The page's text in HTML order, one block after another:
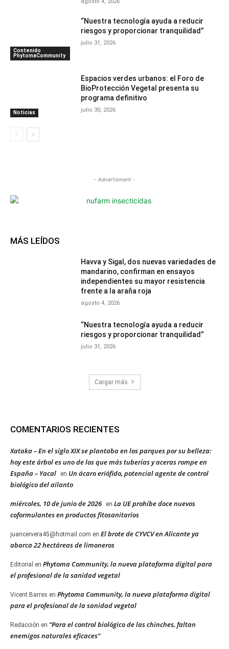
Contenido
PhytomaCommunity
“Nuestra tecnología ayuda a reducir
riesgos y proporcionar tranquilidad”
julio 31, 2026
Noticias
Espacios verdes urbanos: el Foro de
BioProtección Vegetal presenta su
programa definitivo
julio 30, 2026
- Advertisment -
MÁS LEÍDOS
Havva y Sigal, dos nuevas variedades de
mandarino, confirman en ensayos
independientes su mayor resistencia
frente a la araña roja
agosto 4, 2026
“Nuestra tecnología ayuda a reducir
riesgos y proporcionar tranquilidad”
julio 31, 2026
Cargar más
COMENTARIOS RECIENTES
Xataka – En el siglo XIX se plantaba en los parques por su belleza:
hoy este árbol es uno de los que más tuberías y aceras rompe en
España – Yacal
en Un ácaro eriófido, potencial agente de control
biológico del ailanto
miércoles, 10 de junio de 2026 en La UE prohíbe doce nuevos
coformulantes en productos fitosanitarios
juancervera45@hotmail.com en El brote de CYVCV en Alicante ya
abarca 22 hectáreas de limoneros
Editorial en Phytoma Community, la nueva plataforma digital para
el profesional de la sanidad vegetal
Vicent Barres en Phytoma Community, la nueva plataforma digital
para el profesional de la sanidad vegetal
Redacción en “Para el control biológico de las chinches, faltan
enemigos naturales eficaces”